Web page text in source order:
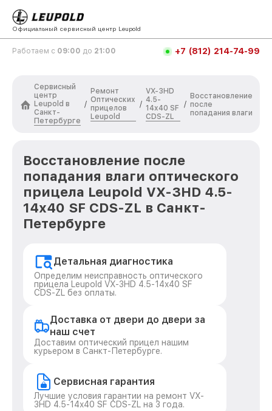
Официальный сервисный центр Leupold
Работаем с 09:00 до 21:00 +7 (812) 214-74-99
Сервисный
центр
Leupold в
Санкт-
Петербурге
/
Ремонт
Оптических
прицелов
Leupold
/
VX-3HD
4.5-
14x40 SF
CDS-ZL
/
Восстановление
после
попадания влаги
Восстановление после
попадания влаги оптического
прицела Leupold VX-3HD 4.5-
14x40 SF CDS-ZL в Санкт-
Петербурге
Детальная диагностика
Определим неисправность оптического
прицела Leupold VX-3HD 4.5-14x40 SF
CDS-ZL без оплаты.
Доставка от двери до двери за
наш счет
Доставим оптический прицел нашим
курьером в Санкт-Петербурге.
Сервисная гарантия
Лучшие условия гарантии на ремонт VX-
3HD 4.5-14x40 SF CDS-ZL на 3 года.